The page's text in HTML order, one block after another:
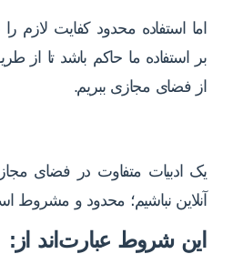
اما استفاده محدود کفایت لازم
بر استفاده ما حاکم باشد تا از
از فضای مجازی ببریم.
یک ادبیات متفاوت در فضای
آنلاین نباشیم؛ محدود و مشروط
این شروط عبارت‌اند از: